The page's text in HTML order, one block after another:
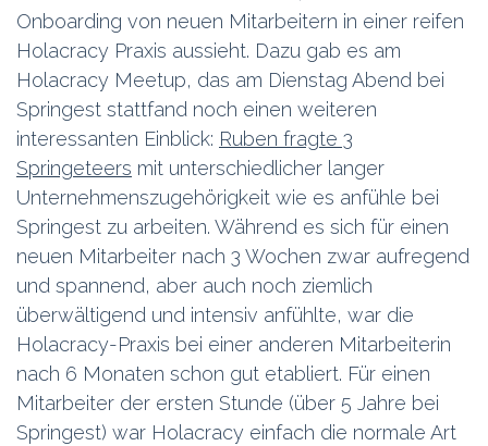
Onboarding von neuen Mitarbeitern in einer reifen
Holacracy Praxis aussieht. Dazu gab es am
Holacracy Meetup, das am Dienstag Abend bei
Springest stattfand noch einen weiteren
interessanten Einblick: Ruben fragte 3
Springeteers mit unterschiedlicher langer
Unternehmenszugehörigkeit wie es anfühle bei
Springest zu arbeiten. Während es sich für einen
neuen Mitarbeiter nach 3 Wochen zwar aufregend
und spannend, aber auch noch ziemlich
überwältigend und intensiv anfühlte, war die
Holacracy-Praxis bei einer anderen Mitarbeiterin
nach 6 Monaten schon gut etabliert. Für einen
Mitarbeiter der ersten Stunde (über 5 Jahre bei
Springest) war Holacracy einfach die normale Art